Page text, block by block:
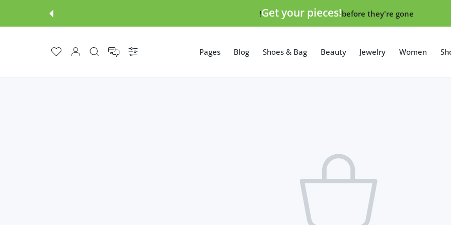
Get your pieces!before they're gone!
Women
Jewelry
Beauty
Shoes & Bag
Blog
Pages
समायोजन
उपभोक्ता खाता
इच्छा-सूची